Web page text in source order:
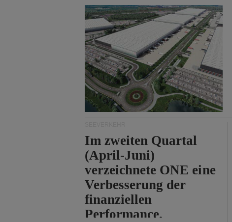
von Hormuz.
Im zweiten Quartal
(April-Juni)
verzeichnete ONE eine
Verbesserung der
finanziellen
Performance.